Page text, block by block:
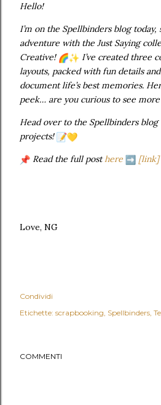
Hello!
I’m on the Spellbinders blog
adventure with the Just Saying
Creative!
I’ve created three
layouts, packed with fun details
document life’s best memories.
peek… are you curious to see
Head over to the Spellbinders
projects!
Read the full posthere [link]
Love, NG
Condividi
Etichette: scrapbooking Spellbinders
COMMENTI